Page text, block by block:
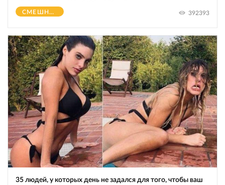
СМЕШНОЕ 392393
35 людей, у которых день не задался для того, чтобы ваш